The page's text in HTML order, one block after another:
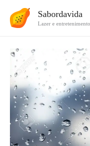
para
Sabordavida
Lazer e entretenimento